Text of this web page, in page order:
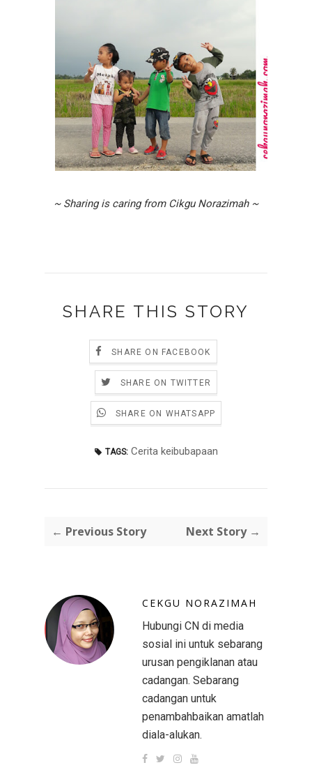
~ Sharing is caring from Cikgu Norazimah ~
SHARE THIS STORY
SHARE ON FACEBOOK
SHARE ON TWITTER
SHARE ON WHATSAPP
TAGS: Cerita keibubapaan
← Previous Story Next Story →
CEKGU NORAZIMAH
Hubungi CN di media
sosial ini untuk sebarang
urusan pengiklanan atau
cadangan. Sebarang
cadangan untuk
penambahbaikan amatlah
diala-alukan.